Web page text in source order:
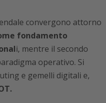
convergono attorno
fondamento
i, mentre il secondo
operativo. Si
e gemelli digitali e,